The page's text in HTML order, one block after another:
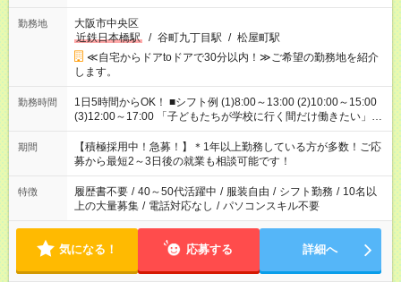
勤務地
大阪市中央区
近鉄日本橋駅
/ 谷町九丁目駅 / 松屋町駅
≪自宅からドアtoドアで30分以内！≫ご希望の勤務地を紹介
します。
勤務時間
1日5時間からOK！ ■シフト例 (1)8:00～13:00 (2)10:00～15:00
(3)12:00～17:00 「子どもたちが学校に行く間だけ働きたい」
「余裕を持って夕飯の準備がしたい」 「午前中は働いて、午後
はプライベートの時間にしたい」 など、ご希望を教えてくださ
いね。 ※Wワーク希望の方へ 今ご覧のお仕事で希望する勤務時
間と、もう1つのお仕事の勤務時間。 合計で週40時間を超える
場合は応募できません。
期間
【積極採用中！急募！】＊1年以上勤務している方が多数！ご応
募から最短2～3日後の就業も相談可能です！
特徴 履歴書不要 / 40～50代活躍中 / 服装自由 / シフト勤務 / 10名以
上の大量募集 / 電話対応なし / パソコンスキル不要
気になる！ 応募する 詳細へ